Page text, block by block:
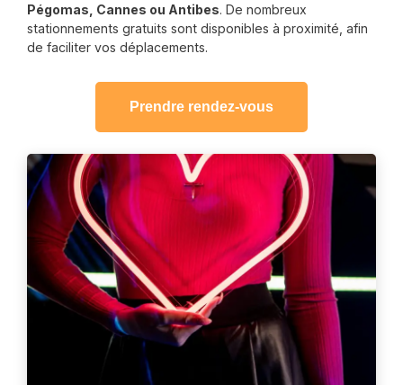
Pégomas, Cannes ou Antibes. De nombreux
stationnements gratuits sont disponibles à proximité, afin
de faciliter vos déplacements.
Prendre rendez-vous